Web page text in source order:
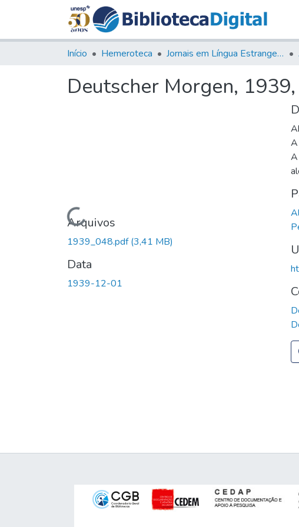
Início Hemeroteca Jornais em Língua Estrangeira
Deutscher Morgen,
Carregando...
Arquivos
1939_048.pdf(3,41 MB)
Data
1939-12-01